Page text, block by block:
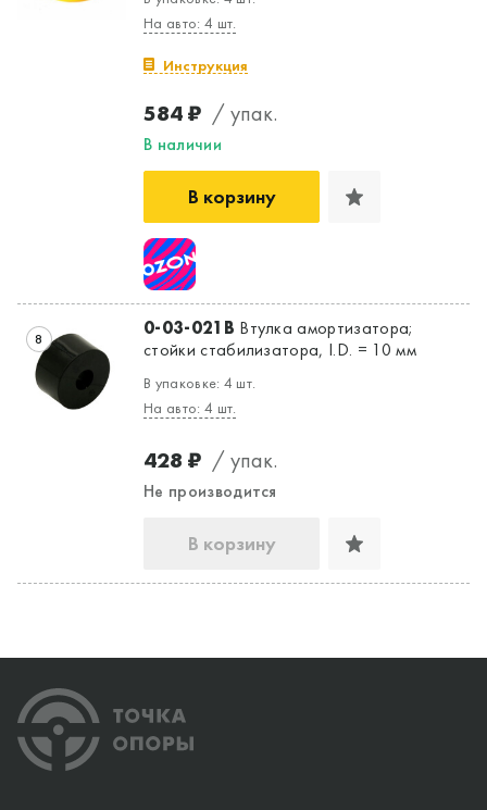
На авто: 4 шт.
Инструкция
584 ₽ / упак.
В наличии
В корзину
8 0-03-021B Втулка амортизатора;
стойки стабилизатора, I.D. = 10 мм
В упаковке: 4 шт.
На авто: 4 шт.
428 ₽ / упак.
Не производится
В корзину